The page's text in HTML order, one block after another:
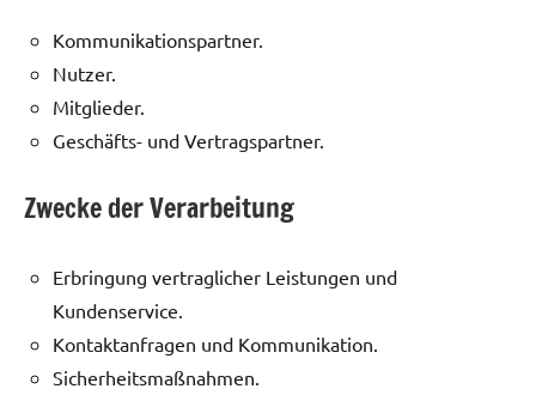
Kommunikationspartner.
Nutzer.
Mitglieder.
Geschäfts- und Vertragspartner.
Zwecke der Verarbeitung
Erbringung vertraglicher Leistungen und
Kundenservice.
Kontaktanfragen und Kommunikation.
Sicherheitsmaßnahmen.